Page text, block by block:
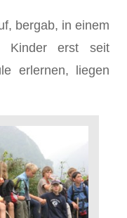
bergab, in einem
Kinder erst seit
erlernen, liegen